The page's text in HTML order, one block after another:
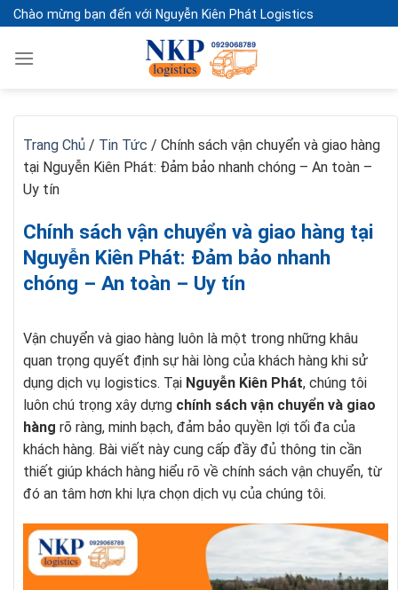
Skip
to
content
Chào mừng bạn đến với Nguyễn Kiên Phát Logistics
Trang Chủ / Tin Tức / Chính sách vận chuyển và giao hàng
tại Nguyễn Kiên Phát: Đảm bảo nhanh chóng – An toàn –
Uy tín
Chính sách vận chuyển và giao hàng tại
Nguyễn Kiên Phát: Đảm bảo nhanh
chóng – An toàn – Uy tín
Vận chuyển và giao hàng luôn là một trong những khâu
quan trọng quyết định sự hài lòng của khách hàng khi sử
dụng dịch vụ logistics. Tại Nguyễn Kiên Phát, chúng tôi
luôn chú trọng xây dựng chính sách vận chuyển và giao
hàng rõ ràng, minh bạch, đảm bảo quyền lợi tối đa của
khách hàng. Bài viết này cung cấp đầy đủ thông tin cần
thiết giúp khách hàng hiểu rõ về chính sách vận chuyển, từ
đó an tâm hơn khi lựa chọn dịch vụ của chúng tôi.